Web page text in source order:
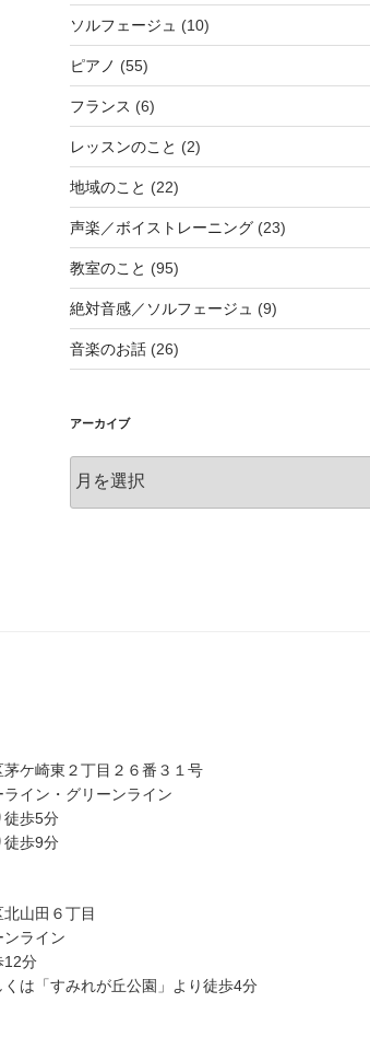
ソルフェージュ (10)
ピアノ (55)
フランス (6)
レッスンのこと (2)
地域のこと (22)
声楽／ボイストレーニング(23)
教室のこと (95)
絶対音感／ソルフェージュ (9)
音楽のお話(26)
アーカイブ
ー
カ
ケ崎東２丁目２６番３１号
イン・グリーンライン
徒歩5分
徒歩9分
山田６丁目
ライン
12分
は「すみれが丘公園」より徒歩4分